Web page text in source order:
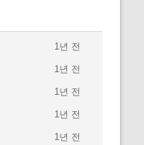
1년 전
1년 전
1년 전
1년 전
1년 전